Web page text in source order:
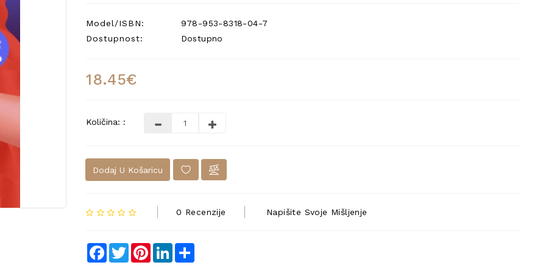
Model/ISBN:
978-953-8318-04-7
Dostupnost:
Dostupno
18.45€
Količina: :
Dodaj U Košaricu
0 Recenzije Napišite Svoje Mišljenje
Facebook
TwitterPinterestLinkedIn